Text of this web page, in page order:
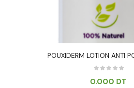
POUXIDERM LOTION ANTI
0.000 DT